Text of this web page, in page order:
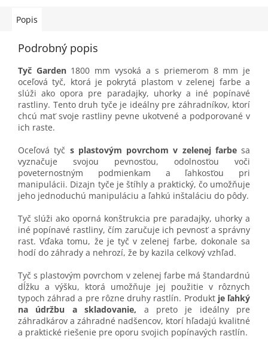
Popis
Podrobný popis
Tyč Garden1800 mm vysoká a s priemerom 8 mm je
oceľová tyč, ktorá je pokrytá plastom v zelenej farbe a
slúži ako opora pre paradajky, uhorky a iné popínavé
rastliny. Tento druh tyče je ideálny pre záhradníkov, ktorí
chcú mať svoje rastliny pevne ukotvené a podporované v
ich raste.
Oceľová tyč s plastovým povrchom v zelenej farbesa
vyznačuje svojou pevnosťou, odolnosťou voči
poveternostným podmienkam a ľahkosťou pri
manipulácii. Dizajn tyče je štíhly a praktický, čo umožňuje
jeho jednoduchú manipuláciu a ľahkú inštaláciu do pôdy.
Tyč slúži ako oporná konštrukcia pre paradajky, uhorky a
iné popínavé rastliny, čím zaručuje ich pevnosť a správny
rast. Vďaka tomu, že je tyč v zelenej farbe, dokonale sa
hodí do záhrady a nehrozí, že by kazila celkový vzhľad.
Tyč s plastovým povrchom v zelenej farbe má štandardnú
dĺžku a výšku, ktorá umožňuje jej použitie v rôznych
typoch záhrad a pre rôzne druhy rastlín. Produkt je ľahký
na údržbu a skladovanie, a preto je ideálny pre
záhradkárov a záhradné nadšencov, ktorí hľadajú kvalitné
a praktické riešenie pre oporu svojich popínavých rastlín.